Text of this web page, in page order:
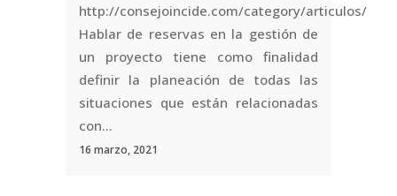
http://consejoincide.com/category/articulos/
Hablar de reservas en la gestión de
un proyecto tiene como finalidad
definir la planeación de todas las
situaciones que están relacionadas
con...
16 marzo, 2021